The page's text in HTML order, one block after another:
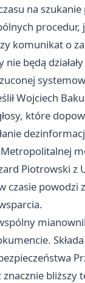
na
komunikat o
będą
Wojciech
które
Piotrowski z
czasie